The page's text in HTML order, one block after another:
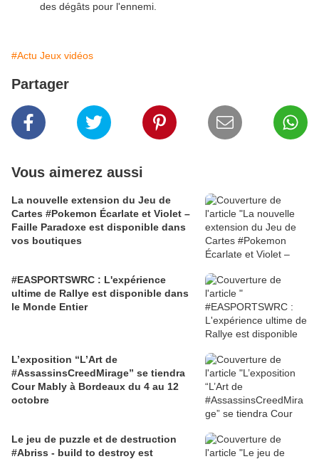
des dégâts pour l'ennemi.
#Actu Jeux vidéos
Partager
Vous aimerez aussi
La nouvelle extension du Jeu de
Cartes #Pokemon Écarlate et Violet –
Faille Paradoxe est disponible dans
vos boutiques
#EASPORTSWRC : L'expérience
ultime de Rallye est disponible dans
le Monde Entier
L’exposition “L’Art de
#AssassinsCreedMirage” se tiendra
Cour Mably à Bordeaux du 4 au 12
octobre
Le jeu de puzzle et de destruction
#Abriss - build to destroy est